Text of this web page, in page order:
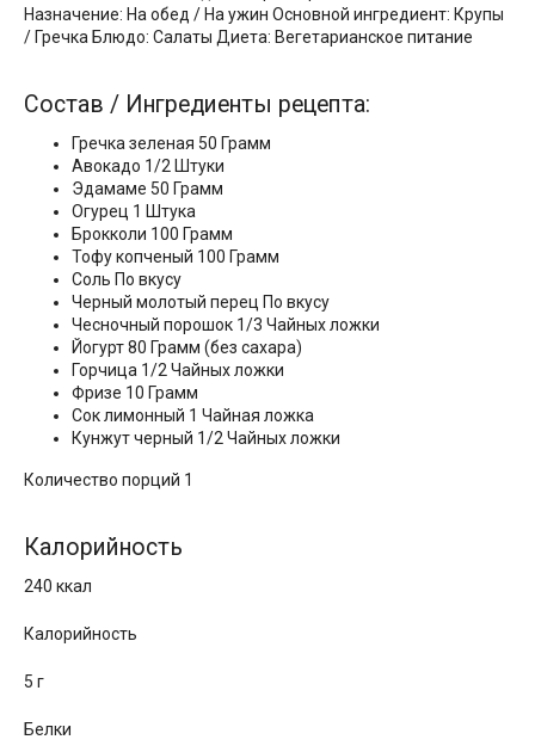
Назначение: На обед / На ужин Основной ингредиент: Крупы
/ Гречка Блюдо: Салаты Диета: Вегетарианское питание
Состав / Ингредиенты рецепта:
Гречка зеленая 50 Грамм
Авокадо 1/2 Штуки
Эдамаме 50 Грамм
Огурец 1 Штука
Брокколи 100 Грамм
Тофу копченый 100 Грамм
Соль По вкусу
Черный молотый перец По вкусу
Чесночный порошок 1/3 Чайных ложки
Йогурт 80 Грамм (без сахара)
Горчица 1/2 Чайных ложки
Фризе 10 Грамм
Сок лимонный 1 Чайная ложка
Кунжут черный 1/2 Чайных ложки
Количество порций 1
Калорийность
240 ккал
Калорийность
5 г
Белки